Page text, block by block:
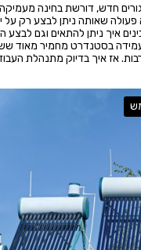
חדש, דורשת בחינה
פעולה שאותה ניתן לבצע רק על
איך ניתן להתאים וגם
בסטנדרט מחמיר מאוד
אז איך בדיוק מתנהלת